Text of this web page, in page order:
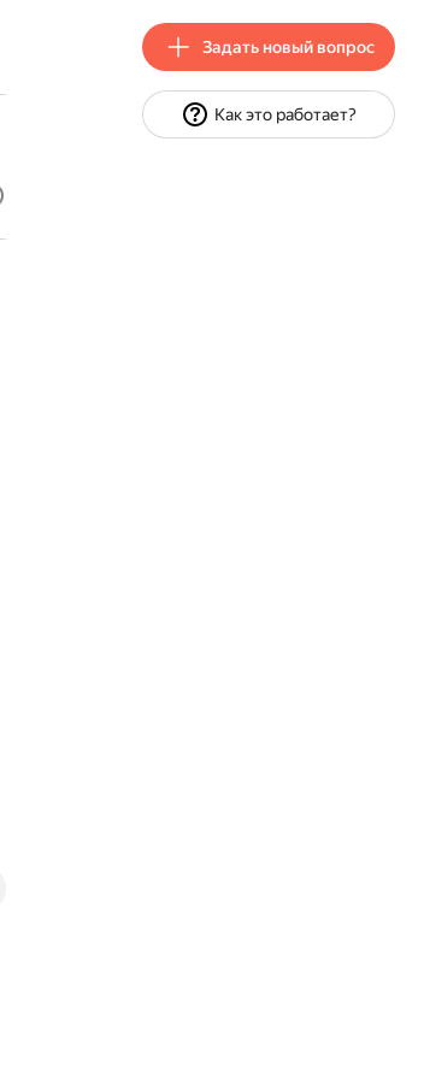
Задать новый вопрос
Как это работает?